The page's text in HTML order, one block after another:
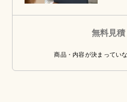
無料見
商品・内容が決まってい